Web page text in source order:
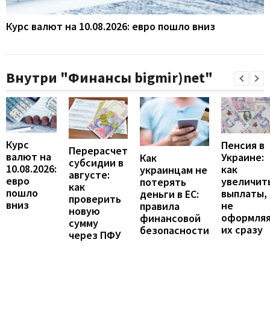
Курс валют на 10.08.2026: евро пошло вниз
Внутри "Финансы bigmir)net"
Курс
валют на
10.08.2026:
евро
пошло
вниз
Перерасчет
субсидии в
августе:
как
проверить
новую
сумму
через ПФУ
Как
украинцам не
потерять
деньги в ЕС:
правила
финансовой
безопасности
Пенсия в
Украине:
как
выплаты,
не
их сразу